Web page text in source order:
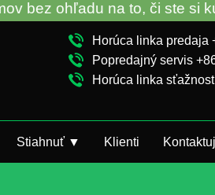
Horúca linka predaja
Popredajný servis
Horúca linka
Stiahnuť ▼ Klienti
to, či ste si kúpili VM od